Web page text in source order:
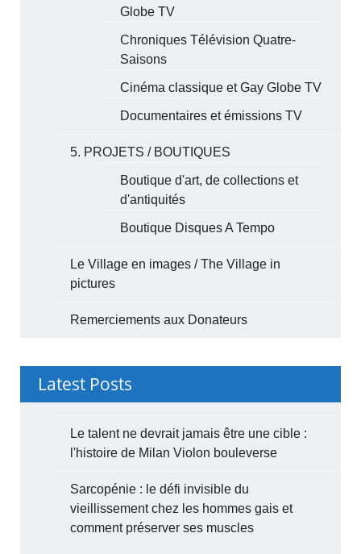
Globe TV
Chroniques Télévision Quatre-
Saisons
Cinéma classique et Gay Globe TV
Documentaires et émissions TV
5. PROJETS / BOUTIQUES
Boutique d'art, de collections et
d'antiquités
Boutique Disques A Tempo
Le Village en images / The Village in
pictures
Remerciements aux Donateurs
Latest Posts
Le talent ne devrait jamais être une cible :
l'histoire de Milan Violon bouleverse
Sarcopénie : le défi invisible du
vieillissement chez les hommes gais et
comment préserver ses muscles